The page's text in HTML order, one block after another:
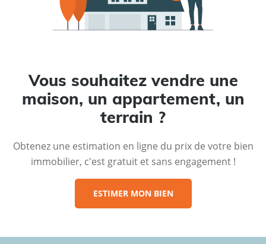
Vous souhaitez vendre une
maison, un appartement, un
terrain ?
Obtenez une estimation en ligne du prix de votre bien
immobilier, c'est gratuit et sans engagement !
ESTIMER MON BIEN